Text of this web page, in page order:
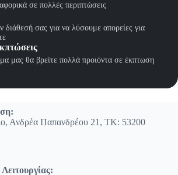
σε πολλές περιπτώσεις
διάθεσή σας για να λύσουμε απορείες για
μας θα βρείτε πολλά προιόντα σε έκπτωση
Ανδρέα Παπανδρέου 21, ΤΚ: 53200